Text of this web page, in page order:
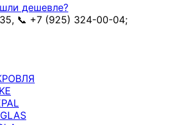
дешевле?
📞 +7 (925) 324-00-04;